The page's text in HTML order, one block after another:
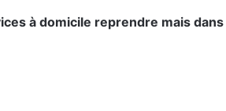
à domicile reprendre mais